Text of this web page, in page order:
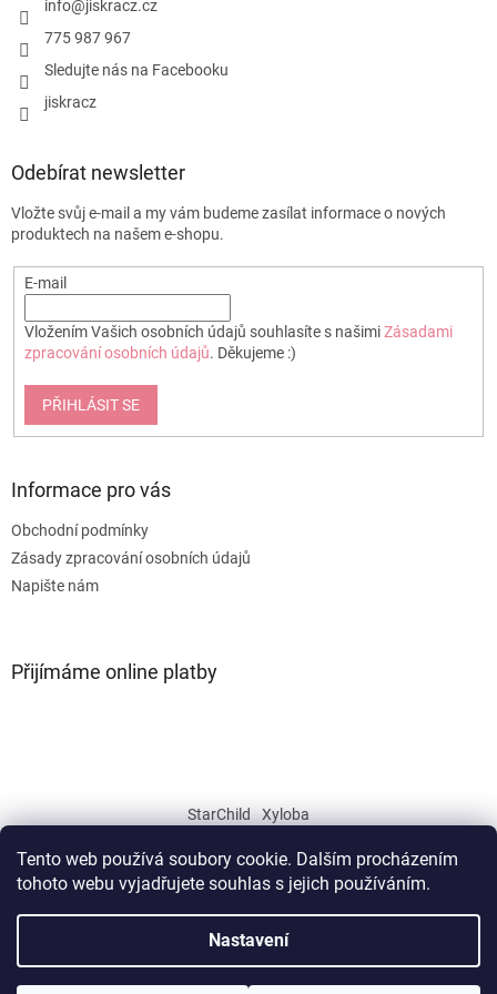
Tento web používá soubory cookie. Dalším procházením
tohoto webu vyjadřujete souhlas s jejich používáním.
Nastavení
info@jiskracz.cz
775 987 967
Sledujte nás na Facebooku
jiskracz
Odebírat newsletter
Vložte svůj e-mail a my vám budeme zasílat informace o nových
produktech na našem e-shopu.
E-mail
Vložením Vašich osobních údajů souhlasíte s našimiZásadami
zpracování osobních údajů. Děkujeme :)
PŘIHLÁSIT SE
Informace pro vás
Obchodní podmínky
Zásady zpracování osobních údajů
Napište nám
Přijímáme online platby
StarChild Xyloba